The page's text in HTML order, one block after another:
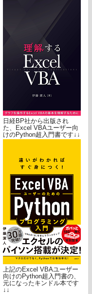
日経BP社から出版され
た、Excel VBAユーザー向
けのPython超入門書です↓↓
上記のExcel VBAユーザー
向けのPython超入門書の、
元になったキンドル本です
↓↓